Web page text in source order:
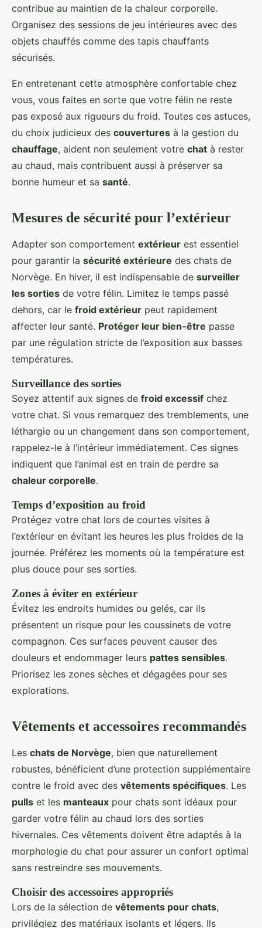
contribue au maintien de la chaleur corporelle.
Organisez des sessions de jeu intérieures avec des
objets chauffés comme des tapis chauffants
sécurisés.
En entretenant cette atmosphère confortable chez
vous, vous faites en sorte que votre félin ne reste
pas exposé aux rigueurs du froid. Toutes ces astuces,
du choix judicieux des couvertures à la gestion du
chauffage, aident non seulement votre chat à rester
au chaud, mais contribuent aussi à préserver sa
bonne humeur et sa santé.
Mesures de sécurité pour l’extérieur
Adapter son comportement extérieur est essentiel
pour garantir la sécurité extérieure des chats de
Norvège. En hiver, il est indispensable de surveiller
les sorties de votre félin. Limitez le temps passé
dehors, car le froid extérieur peut rapidement
affecter leur santé. Protéger leur bien-être passe
par une régulation stricte de l’exposition aux basses
températures.
Surveillance des sorties
Soyez attentif aux signes de froid excessif chez
votre chat. Si vous remarquez des tremblements, une
léthargie ou un changement dans son comportement,
rappelez-le à l’intérieur immédiatement. Ces signes
indiquent que l’animal est en train de perdre sa
chaleur corporelle.
Temps d’exposition au froid
Protégez votre chat lors de courtes visites à
l’extérieur en évitant les heures les plus froides de la
journée. Préférez les moments où la température est
plus douce pour ses sorties.
Zones à éviter en extérieur
Évitez les endroits humides ou gelés, car ils
présentent un risque pour les coussinets de votre
compagnon. Ces surfaces peuvent causer des
douleurs et endommager leurs pattes sensibles.
Priorisez les zones sèches et dégagées pour ses
explorations.
Vêtements et accessoires recommandés
Les chats de Norvège, bien que naturellement
robustes, bénéficient d’une protection supplémentaire
contre le froid avec des vêtements spécifiques. Les
pulls et les manteaux pour chats sont idéaux pour
garder votre félin au chaud lors des sorties
hivernales. Ces vêtements doivent être adaptés à la
morphologie du chat pour assurer un confort optimal
sans restreindre ses mouvements.
Choisir des accessoires appropriés
Lors de la sélection de vêtements pour chats,
privilégiez des matériaux isolants et légers. Ils